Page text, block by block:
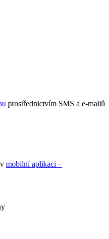
prostřednictvím SMS a e-mailů
mobilní aplikaci –